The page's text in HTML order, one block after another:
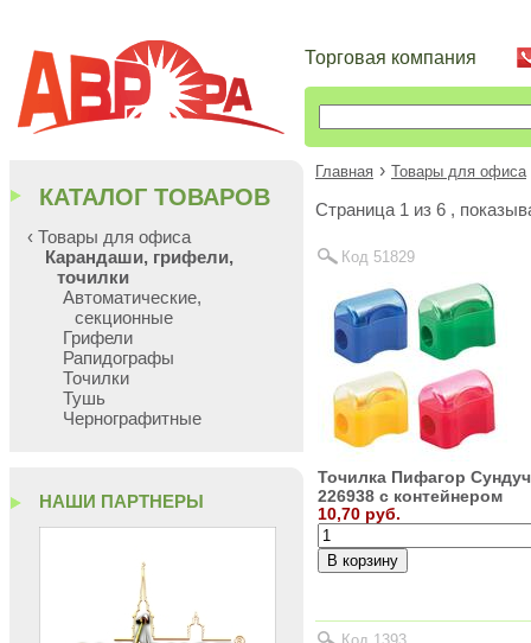
Торговая компания
Главная › Товары для офиса
Cтраница 1 из 6 ,
Код 51829
Точилка Пифагор
226938 с контейнером
10,70 руб.
КАТАЛОГ ТОВАРОВ
‹ Товары для офиса
Карандаши, грифели,
точилки
Автоматические,
секционные
Грифели
Рапидографы
Точилки
Тушь
Чернографитные
НАШИ ПАРТНЕРЫ